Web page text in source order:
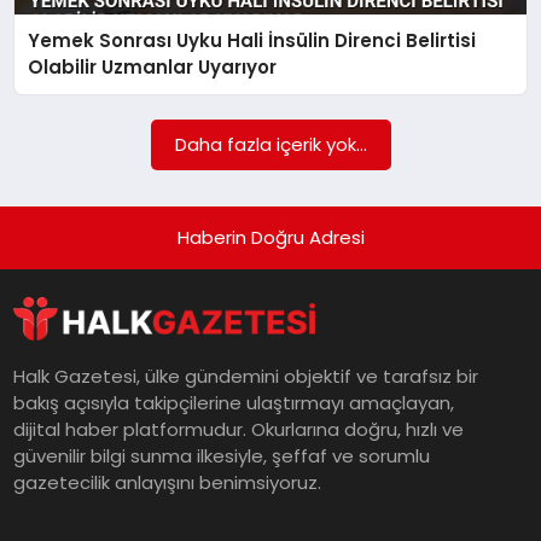
MAGAZIN
SPOR
TEKNOLOJI
YAŞAM
Yemek Sonrası Uyku Hali İnsülin Direnci Belirtisi
Olabilir Uzmanlar Uyarıyor
Daha fazla içerik yok...
Haberin Doğru Adresi
Halk Gazetesi, ülke gündemini objektif ve tarafsız bir
bakış açısıyla takipçilerine ulaştırmayı amaçlayan,
dijital haber platformudur. Okurlarına doğru, hızlı ve
güvenilir bilgi sunma ilkesiyle, şeffaf ve sorumlu
gazetecilik anlayışını benimsiyoruz.